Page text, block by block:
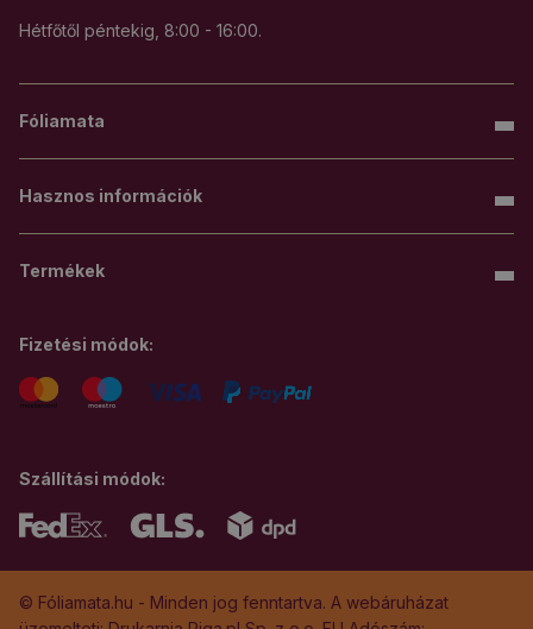
Hétfőtől péntekig, 8:00 - 16:00.
Fóliamata
Hasznos információk
Termékek
Szállítási módok:
Fizetési módok:
© Fóliamata.hu - Minden jog fenntartva. A webáruházat